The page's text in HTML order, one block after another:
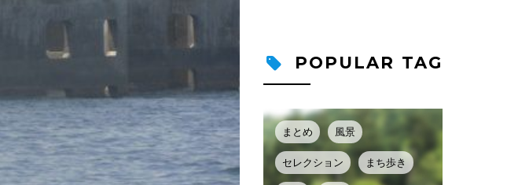
POPULAR TAG
まとめ 風景
セレクション まち歩き